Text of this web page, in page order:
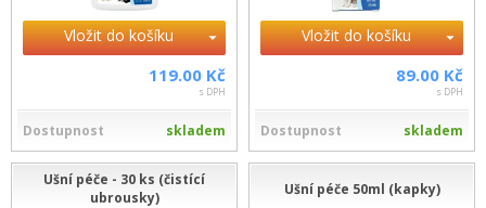
Vložit do košíku
119.00 Kč
s DPH
Dostupnost skladem
Vložit do košíku
89.00 Kč
s DPH
Dostupnost skladem
Ušní péče - 30 ks (čistící
ubrousky)
Ušní péče 50ml (kapky)